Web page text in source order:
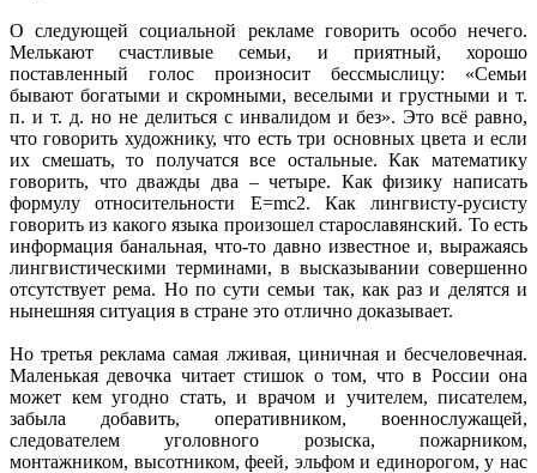
О следующей социальной рекламе говорить особо нечего.
Мелькают счастливые семьи, и приятный, хорошо
поставленный голос произносит бессмыслицу: «Семьи
бывают богатыми и скромными, веселыми и грустными и т.
п. и т. д. но не делиться с инвалидом и без». Это всё равно,
что говорить художнику, что есть три основных цвета и если
их смешать, то получатся все остальные. Как математику
говорить, что дважды два – четыре. Как физику написать
формулу относительности E=mc2. Как лингвисту-русисту
говорить из какого языка произошел старославянский. То есть
информация банальная, что-то давно известное и, выражаясь
лингвистическими терминами, в высказывании совершенно
отсутствует рема. Но по сути семьи так, как раз и делятся и
нынешняя ситуация в стране это отлично доказывает.
Но третья реклама самая лживая, циничная и бесчеловечная.
Маленькая девочка читает стишок о том, что в России она
может кем угодно стать, и врачом и учителем, писателем,
забыла добавить, оперативником, военнослужащей,
следователем уголовного розыска, пожарником,
монтажником, высотником, феей, эльфом и единорогом, у нас